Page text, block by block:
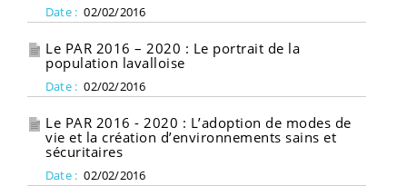
Date : 02/02/2016
Le PAR 2016 – 2020 : Le portrait de la
population lavalloise
Date : 02/02/2016
Le PAR 2016 - 2020 : L’adoption de modes de
vie et la création d’environnements sains et
sécuritaires
Date : 02/02/2016